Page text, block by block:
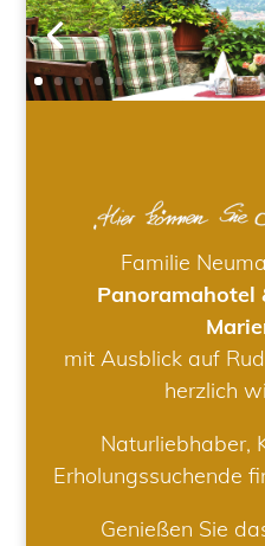
Familie
Panoramahotel
mit Ausblick auf
herzlich
Naturliebhaber,
Erholungssuchende
Genießen Sie